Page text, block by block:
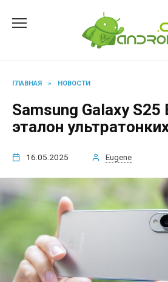
ГЛАВНАЯ » НОВОСТИ
Samsung Galaxy
эталон
16.05.2025 Eugene